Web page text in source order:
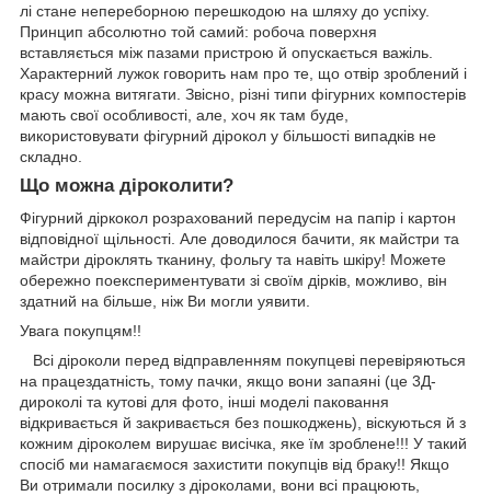
лі стане непереборною перешкодою на шляху до успіху.
Принцип абсолютно той самий: робоча поверхня
вставляється між пазами пристрою й опускається важіль.
Характерний лужок говорить нам про те, що отвір зроблений і
красу можна витягати. Звісно, різні типи фігурних компостерів
мають свої особливості, але, хоч як там буде,
використовувати фігурний дірокол у більшості випадків не
складно.
Що можна діроколити?
Фігурний діркокол розрахований передусім на папір і картон
відповідної щільності. Але доводилося бачити, як майстри та
майстри діроклять тканину, фольгу та навіть шкіру! Можете
обережно поекспериментувати зі своїм дірків, можливо, він
здатний на більше, ніж Ви могли уявити.
Увага покупцям!!
Всі діроколи перед відправленням покупцеві перевіряються
на працездатність, тому пачки, якщо вони запаяні (це 3Д-
дироколі та кутові для фото, інші моделі паковання
відкривається й закривається без пошкоджень), віскуються й з
кожним діроколем вирушає висічка, яке їм зроблене!!! У такий
спосіб ми намагаємося захистити покупців від браку!! Якщо
Ви отримали посилку з діроколами, вони всі працюють,